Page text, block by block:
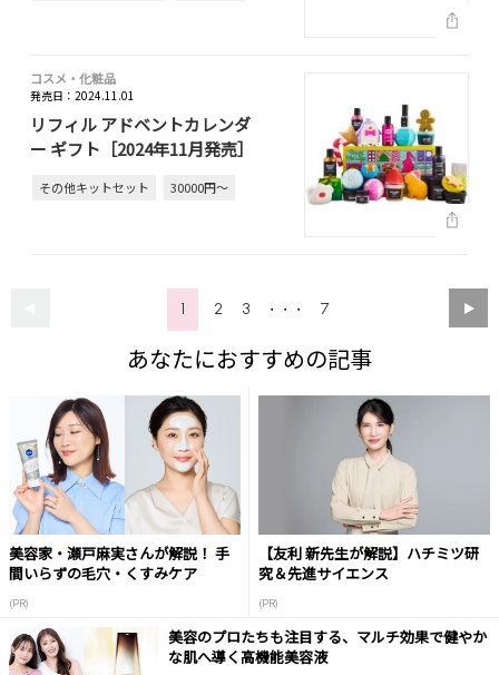
コスメ・化粧品
発売日：2024.11.01
リフィル アドベントカレンダ
ー ギフト［2024年11月発売］
その他キットセット 30000円～
1 2 3 ・・・ 7
あなたにおすすめの記事
美容家・瀬戸麻実さんが解説！ 手
間いらずの毛穴・くすみケア
(PR)
【友利 新先生が解説】ハチミツ研
究＆先進サイエンス
(PR)
美容のプロたちも注目する、マルチ効果で健やか
な肌へ導く高機能美容液